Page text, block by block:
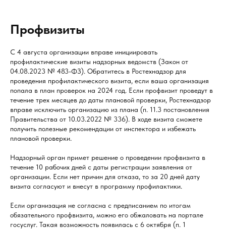
Профвизиты
С 4 августа организации вправе инициировать
профилактические визиты надзорных ведомств (Закон от
04.08.2023 № 483-ФЗ). Обратитесь в Ростехнадзор для
проведения профилактического визита, если ваша организация
попала в план проверок на 2024 год. Если профвизит проведут в
течение трех месяцев до даты плановой проверки, Ростехнадзор
вправе исключить организацию из плана (п. 11.3 постановления
Правительства от 10.03.2022 № 336). В ходе визита сможете
получить полезные рекомендации от инспектора и избежать
плановой проверки.
Надзорный орган примет решение о проведении профвизита в
течение 10 рабочих дней с даты регистрации заявления от
организации. Если нет причин для отказа, то за 20 дней дату
визита согласуют и внесут в программу профилактики.
Если организация не согласна с предписанием по итогам
обязательного профвизита, можно его обжаловать на портале
госуслуг. Такая возможность появилась с 6 октября (п. 1